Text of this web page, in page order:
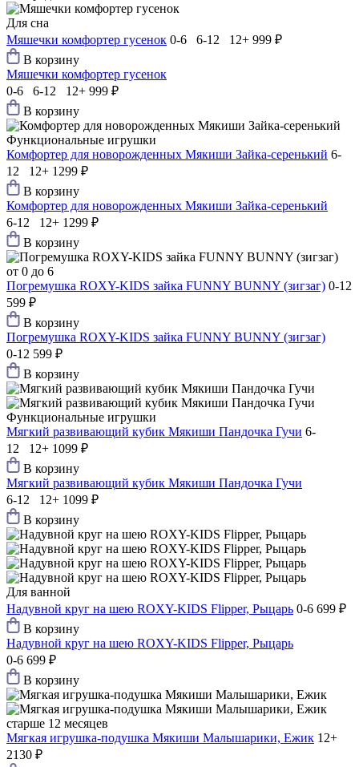
Для сна
Мяшечки комфортер гусенок 0-6 6-12 12+ 999 ₽
В корзину
Мяшечки комфортер гусенок
0-6 6-12 12+ 999 ₽
В корзину
Функциональные игрушки
Комфортер для новорожденных Мякиши Зайка-серенький 6-
12 12+ 1299 ₽
В корзину
Комфортер для новорожденных Мякиши Зайка-серенький
6-12 12+ 1299 ₽
В корзину
от 0 до 6
Погремушка ROXY-KIDS зайка FUNNY BUNNY (зигзаг) 0-12
599 ₽
В корзину
Погремушка ROXY-KIDS зайка FUNNY BUNNY (зигзаг)
0-12 599 ₽
В корзину
Функциональные игрушки
Мягкий развивающий кубик Мякиши Пандочка Гучи 6-
12 12+ 1099 ₽
В корзину
Мягкий развивающий кубик Мякиши Пандочка Гучи
6-12 12+ 1099 ₽
В корзину
Для ванной
Надувной круг на шею ROXY-KIDS Flipper, Рыцарь 0-6 699 ₽
В корзину
Надувной круг на шею ROXY-KIDS Flipper, Рыцарь
0-6 699 ₽
В корзину
старше 12 месяцев
Мягкая игрушка-подушка Мякиши Малышарики, Ежик 12+
2130 ₽